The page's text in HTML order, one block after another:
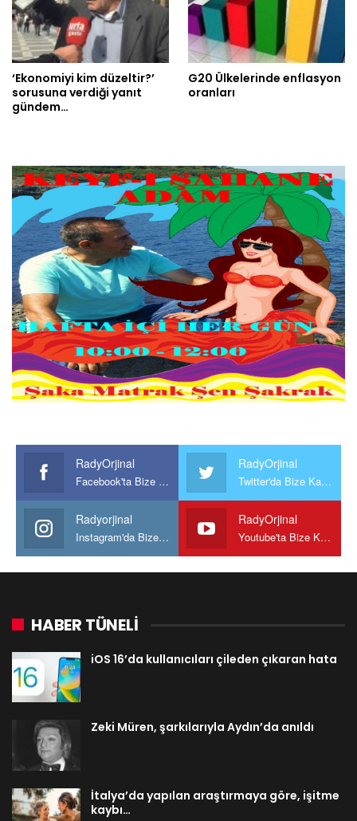
‘Ekonomiyi kim düzeltir?’
sorusuna verdiği yanıt
gündem…
G20 Ülkelerinde enflasyon
oranları
RadyOrjinal
Facebook'ta Bize Katılın
RadyOrjinal
Twitter'da Bize Katılın
Radyorjinal
Instagram'da Bize katılın
RadyOrjinal
Youtube'ta Bize Katılın
HABER TÜNELİ
iOS 16’da kullanıcıları çileden çıkaran hata
Zeki Müren, şarkılarıyla Aydın’da anıldı
İtalya’da yapılan araştırmaya göre, işitme
kaybı…